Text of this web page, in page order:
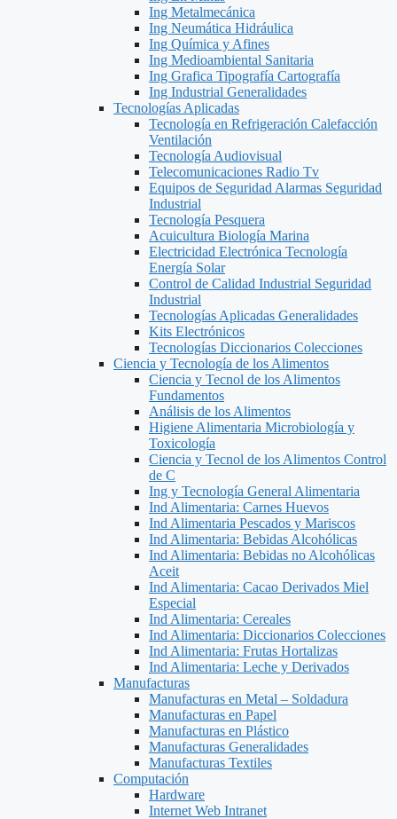
Ing Metalmecánica
Ing Neumática Hidráulica
Ing Química y Afines
Ing Medioambiental Sanitaria
Ing Grafica Tipografía Cartografía
Ing Industrial Generalidades
Tecnologías Aplicadas
Tecnología en Refrigeración Calefacción
Ventilación
Tecnología Audiovisual
Telecomunicaciones Radio Tv
Equipos de Seguridad Alarmas Seguridad
Industrial
Tecnología Pesquera
Acuicultura Biología Marina
Electricidad Electrónica Tecnología
Energía Solar
Control de Calidad Industrial Seguridad
Industrial
Tecnologías Aplicadas Generalidades
Kits Electrónicos
Tecnologías Diccionarios Colecciones
Ciencia y Tecnología de los Alimentos
Ciencia y Tecnol de los Alimentos
Fundamentos
Análisis de los Alimentos
Higiene Alimentaria Microbiología y
Toxicología
Ciencia y Tecnol de los Alimentos Control
de C
Ing y Tecnología General Alimentaria
Ind Alimentaria: Carnes Huevos
Ind Alimentaria Pescados y Mariscos
Ind Alimentaria: Bebidas Alcohólicas
Ind Alimentaria: Bebidas no Alcohólicas
Aceit
Ind Alimentaria: Cacao Derivados Miel
Especial
Ind Alimentaria: Cereales
Ind Alimentaria: Diccionarios Colecciones
Ind Alimentaria: Frutas Hortalizas
Ind Alimentaria: Leche y Derivados
Manufacturas
Manufacturas en Metal – Soldadura
Manufacturas en Papel
Manufacturas en Plástico
Manufacturas Generalidades
Manufacturas Textiles
Computación
Hardware
Internet Web Intranet